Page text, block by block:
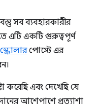
সব ব্যবহারকারীর
এটি একটি গুরুত্বপূর্ণ
পোস্টে এর
করেছি এবং দেখেছি যে
আশেপাশে প্রত্যাশা